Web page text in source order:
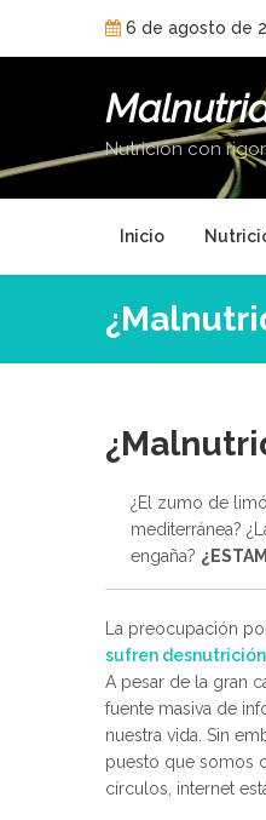
6 de agosto de
Nutrición con
Inicio
¿El zumo de
mediterránea?
engaña?
La preocupación
sufren desnutrición
A pesar de la gran
fuente masiva de
nuestra vida. Sin
puesto que somos
círculos, internet